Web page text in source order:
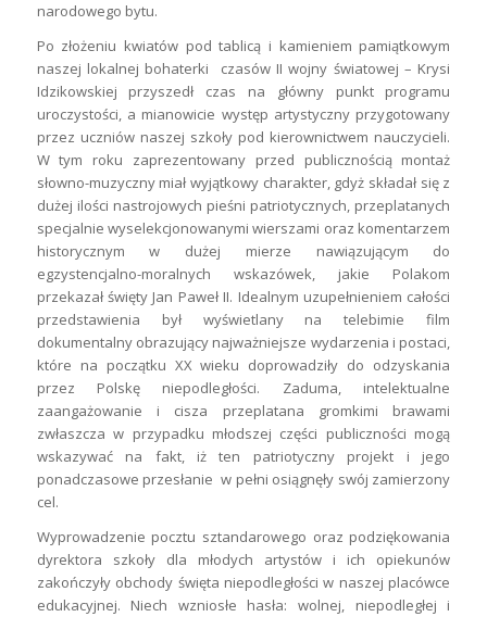
narodowego bytu.
Po złożeniu kwiatów pod tablicą i kamieniem pamiątkowym
naszej lokalnej bohaterki czasów II wojny światowej – Krysi
Idzikowskiej przyszedł czas na główny punkt programu
uroczystości, a mianowicie występ artystyczny przygotowany
przez uczniów naszej szkoły pod kierownictwem nauczycieli.
W tym roku zaprezentowany przed publicznością montaż
słowno-muzyczny miał wyjątkowy charakter, gdyż składał się z
dużej ilości nastrojowych pieśni patriotycznych, przeplatanych
specjalnie wyselekcjonowanymi wierszami oraz komentarzem
historycznym w dużej mierze nawiązującym do
egzystencjalno-moralnych wskazówek, jakie Polakom
przekazał święty Jan Paweł II. Idealnym uzupełnieniem całości
przedstawienia był wyświetlany na telebimie film
dokumentalny obrazujący najważniejsze wydarzenia i postaci,
które na początku XX wieku doprowadziły do odzyskania
przez Polskę niepodległości. Zaduma, intelektualne
zaangażowanie i cisza przeplatana gromkimi brawami
zwłaszcza w przypadku młodszej części publiczności mogą
wskazywać na fakt, iż ten patriotyczny projekt i jego
ponadczasowe przesłanie w pełni osiągnęły swój zamierzony
cel.
Wyprowadzenie pocztu sztandarowego oraz podziękowania
dyrektora szkoły dla młodych artystów i ich opiekunów
zakończyły obchody święta niepodległości w naszej placówce
edukacyjnej. Niech wzniosłe hasła: wolnej, niepodległej i